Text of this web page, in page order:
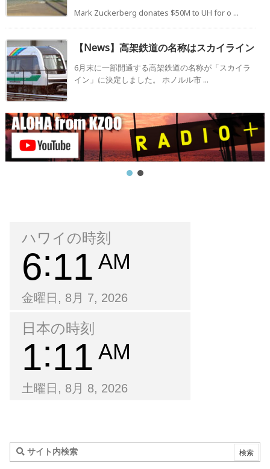
Mark Zuckerberg donates $50M to UH for o ...
【News】高架鉄道の名称はスカイライン
6月末に一部開通する高架鉄道の名称が「スカイラ
イン」に決定しました。 ホノルル市 ...
ハワイの時刻
6 11 AM
金曜日, 8月 7, 2026
日本の時刻
1 11 AM
土曜日, 8月 8, 2026